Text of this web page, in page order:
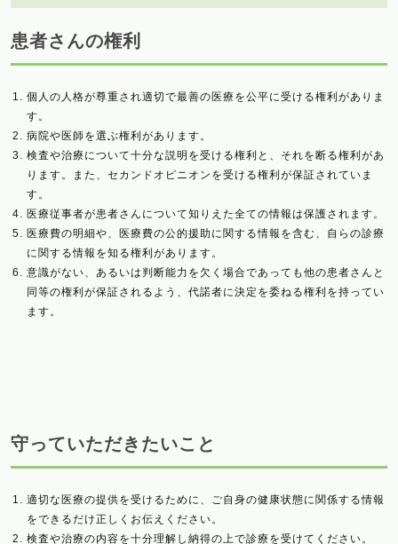
患者さんの権利
個人の人格が尊重され適切で最善の医療を公平に受ける権利がありま
す。
病院や医師を選ぶ権利があります。
検査や治療について十分な説明を受ける権利と、それを断る権利があ
ります。また、セカンドオピニオンを受ける権利が保証されていま
す。
医療従事者が患者さんについて知りえた全ての情報は保護されます。
医療費の明細や、医療費の公的援助に関する情報を含む、自らの診療
に関する情報を知る権利があります。
意識がない、あるいは判断能力を欠く場合であっても他の患者さんと
同等の権利が保証されるよう、代諾者に決定を委ねる権利を持ってい
ます。
守っていただきたいこと
適切な医療の提供を受けるために、ご自身の健康状態に関係する情報
をできるだけ正しくお伝えください。
検査や治療の内容を十分理解し納得の上で診療を受けてください。